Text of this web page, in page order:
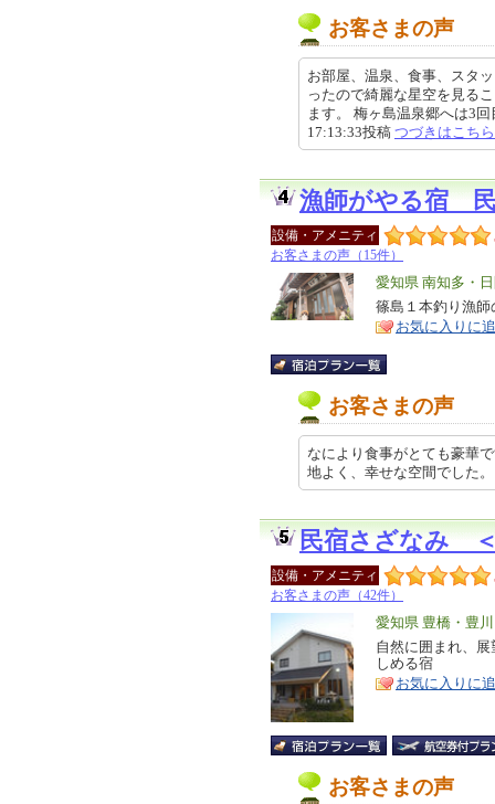
お客さまの声
お部屋、温泉、食事、スタ
ったので綺麗な星空を見る
ます。 梅ヶ島温泉郷へは3
17:13:33投稿 つづきはこちら
漁師がやる宿
設備・アメニティ
お客さまの声（15件）
エ
リ
ア
愛知県 南知多・
特
徴
篠島１本釣り漁
お気に入りに
お客さまの声
なにより食事がとても豪華
地よく、幸せな空間でした
民宿さざなみ
設備・アメニティ
お客さまの声（42件）
エ
リ
ア
愛知県 豊橋・豊
特
徴
自然に囲まれ、
しめる宿
お気に入りに
お客さまの声